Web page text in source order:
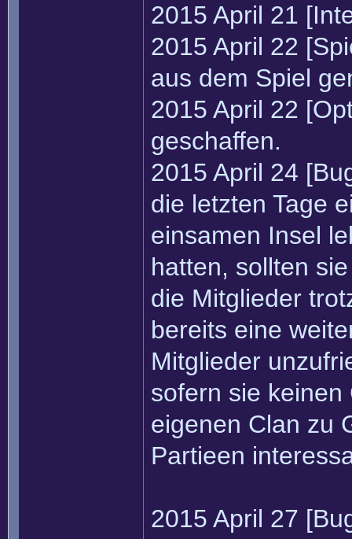
2015 April 21
2015 April 22
aus dem Spiel
2015 April 22
geschaffen.
2015 April 24
die letzten Tage
einsamen Insel
hatten, sollten
die Mitglieder
bereits eine
Mitglieder
sofern sie
eigenen Clan zu
Partieen
2015 April 27